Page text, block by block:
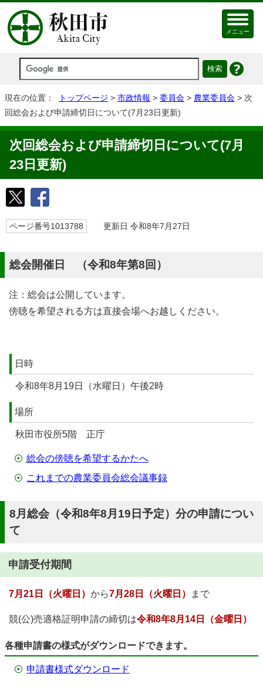
メニュー
現在の位置： トップページ > 市政情報 > 委員会 > 農業委員会 > 次
回総会および申請締切日について(7月23日更新)
次回総会および申請締切日について(7月
23日更新)
ページ番号1013788 更新日 令和8年7月27日
総会開催日 （令和8年第8回）
注：総会は公開しています。
傍聴を希望される方は直接会場へお越しください。
日時
令和8年8月19日（水曜日）午後2時
場所
秋田市役所5階 正庁
総会の傍聴を希望するかたへ
これまでの農業委員会総会議事録
8月総会（令和8年8月19日予定）分の申請につい
て
申請受付期間
7月21日（火曜日） から7月28日（火曜日） まで
競(公)売適格証明申請の締切は令和8年8月14日（金曜日）
各種申請書の様式がダウンロードできます。
申請書様式ダウンロード